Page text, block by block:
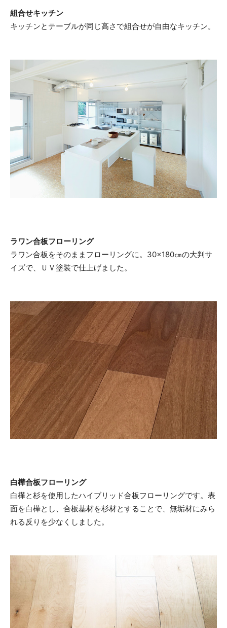
組合せキッチン
キッチンとテーブルが同じ高さで組合せが自由なキッチン。
ラワン合板フローリング
ラワン合板をそのままフローリングに。30×180㎝の大判サ
イズで、ＵＶ塗装で仕上げました。
白樺合板フローリング
白樺と杉を使用したハイブリッド合板フローリングです。表
面を白樺とし、合板基材を杉材とすることで、無垢材にみら
れる反りを少なくしました。